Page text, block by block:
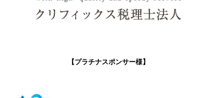
【プラチナスポンサー様】